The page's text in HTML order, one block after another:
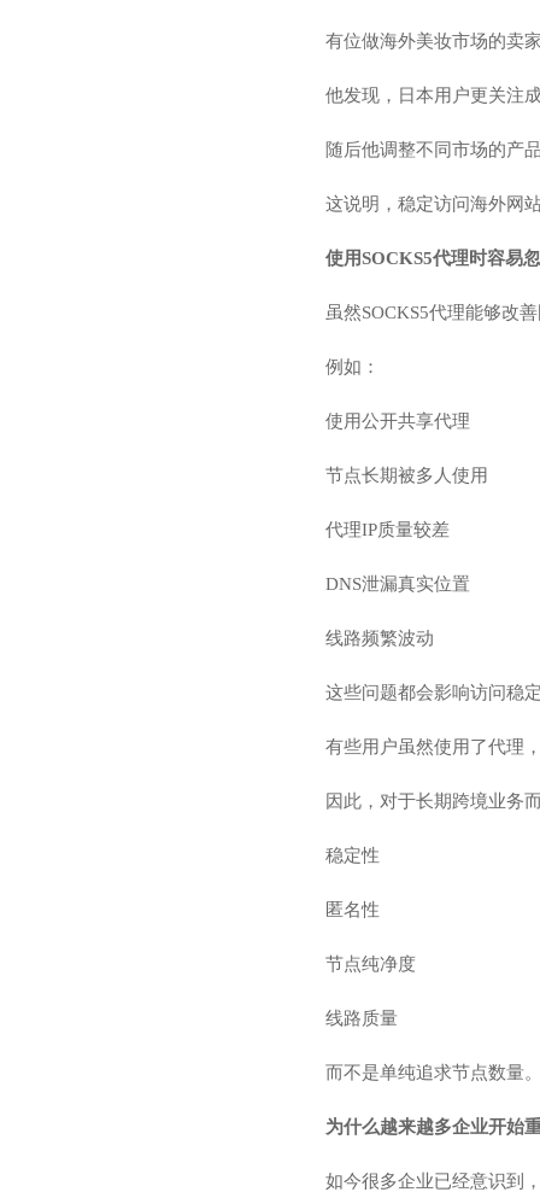
有位做海外美妆市场的卖
他发现，日本用户更关注
随后他调整不同市场的产
这说明，稳定访问海外网
使用SOCKS5代理时容易
虽然SOCKS5代理能够改
例如：
使用公开共享代理
节点长期被多人使用
代理IP质量较差
DNS泄漏真实位置
线路频繁波动
这些问题都会影响访问稳
有些用户虽然使用了代理
因此，对于长期跨境业务
稳定性
匿名性
节点纯净度
线路质量
而不是单纯追求节点数量
为什么越来越多企业开始
如今很多企业已经意识到